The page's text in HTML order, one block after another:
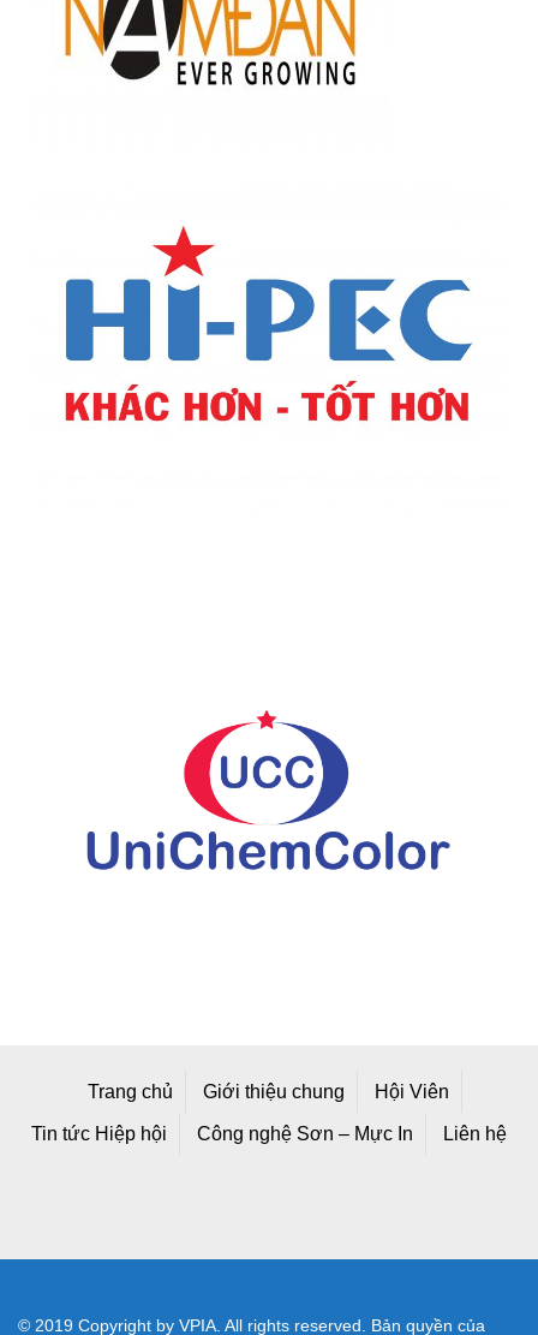
Trang chủ Giới thiệu chung Hội Viên
Tin tức Hiệp hội Công nghệ Sơn – Mực In Liên hệ
© 2019 Copyright by VPIA. All rights reserved. Bản quyền của